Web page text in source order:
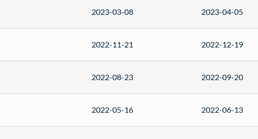
2023-03-08 2023-04-05
2022-11-21 2022-12-19
2022-08-23 2022-09-20
2022-05-16 2022-06-13